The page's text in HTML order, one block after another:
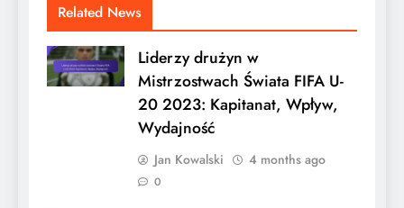
Related News
Liderzy drużyn w
Mistrzostwach Świata FIFA U-
20 2023: Kapitanat, Wpływ,
Wydajność
Jan Kowalski 4 months ago
0